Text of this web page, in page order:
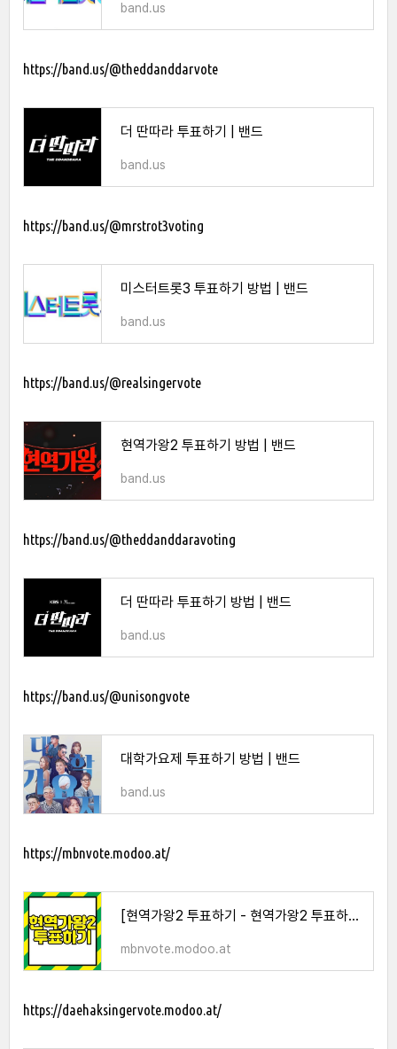
band.us
https://band.us/@theddanddarvote
더 딴따라 투표하기 | 밴드
band.us
https://band.us/@mrstrot3voting
미스터트롯3 투표하기 방법 | 밴드
band.us
https://band.us/@realsingervote
현역가왕2 투표하기 방법 | 밴드
band.us
https://band.us/@theddanddaravoting
더 딴따라 투표하기 방법 | 밴드
band.us
https://band.us/@unisongvote
대학가요제 투표하기 방법 | 밴드
band.us
https://mbnvote.modoo.at/
[현역가왕2 투표하기 - 현역가왕2 투표하기]
mbnvote.modoo.at
https://daehaksingervote.modoo.at/